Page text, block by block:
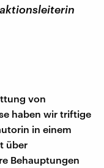
von
haben wir triftige
in einem
über
Behauptungen